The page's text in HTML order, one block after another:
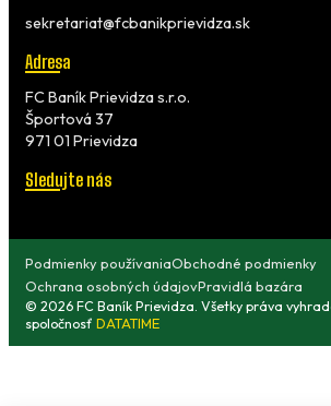
sekretariat@fcbanikprievidza.sk
Adresa
FC Baník Prievidza s.r.o.
Športová 37
971 01 Prievidza
Sledujte nás
© 2026 FC Baník Prievidza. Všetky práva
spoločnosť DATATIME
Podmienky používaniaObchodné podmienky
Ochrana osobných údajovPravidlá bazára